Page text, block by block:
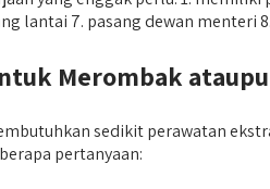
lantai 7. pasang dewan menteri
Merombak
sedikit perawatan
pertanyaan: